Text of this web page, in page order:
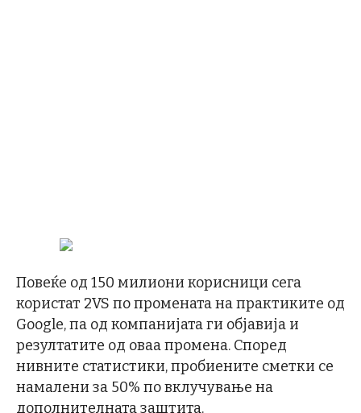
Повеќе од 150 милиони корисници сега
користат 2VS по промената на практиките од
Google, па од компанијата ги објавија и
резултатите од оваа промена. Според
нивните статистики, пробиените сметки се
намалени за 50% по вклучување на
дополнителната заштита.